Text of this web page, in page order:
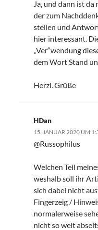
Ja, und dann ist da
der zum
stellen und
hier interessant.
„Ver“wendung
dem Wort Stand
Herzl. Grüße
HDan
15. JANUAR 2020 UM
@Russophilus
Welchen Teil
weshalb soll ihr
sich dabei nicht
Fingerzeig /
normalerweise
nicht so weit